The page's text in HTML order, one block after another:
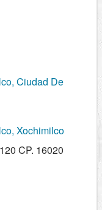
Ciudad De
Xochimilco
CP. 16020